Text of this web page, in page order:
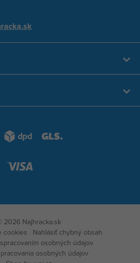
2026 Najhracka.sk
cookies
Nahlásiť chybný obsah
osobných údajov
osobných údajov